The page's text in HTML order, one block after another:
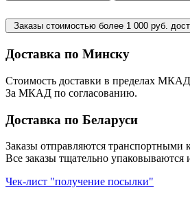
Заказы стоимостью более 1 000 руб.
Доставка по Минску
Стоимость доставки в пределах
За МКАД по согласованию.
Доставка по Беларуси
Заказы отправляются транспортными
Все заказы тщательно упаковываются
Чек-лист "получение посылки"